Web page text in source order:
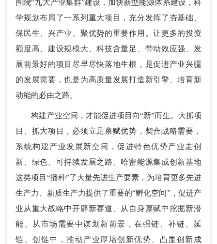
围绕“九大产业集群”建设，加快新型能源体系建设，科
学规划布局了一系列重大项目，充分发挥了夯基础、
保民生、兴产业、聚优势的重要作用。让更多的投资
额度高、建设规模大、科技含量足、带动效应强、发
展前景好的项目尽早尽快落地生根，是促进产业兴疆
的发展需要，也是为高质量发展打造新引擎、培育新
动能的必由之路。
构建产业空间，才能促进项目向“新”而生。大抓项
目、抓大项目，必须立足禀赋优势，契合战略需要，
系统构建产业发展新空间，促进特色优势产业走创
新、绿色、可持续发展之路。哈密能源集成创新基地
这类项目“播种”了大量先进生产要素，为培育更多先进
生产力、新质生产力提供了重要的“孵化空间”，促进产
业从重大战略中开辟新赛道、从自身禀赋中挖掘新潜
能、从市场需要中谋划新前景，在强链、补链、延
链、创链中，推动产业厚培创新优势、凸显创新成